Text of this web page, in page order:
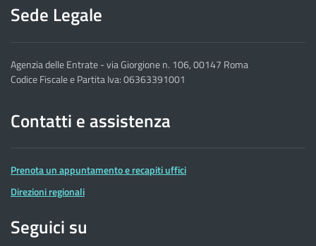
Sede Legale
Agenzia delle Entrate - via Giorgione n. 106, 00147 Roma
Codice Fiscale e Partita Iva: 06363391001
Contatti e assistenza
Prenota un appuntamento e recapiti uffici
Direzioni regionali
Seguici su